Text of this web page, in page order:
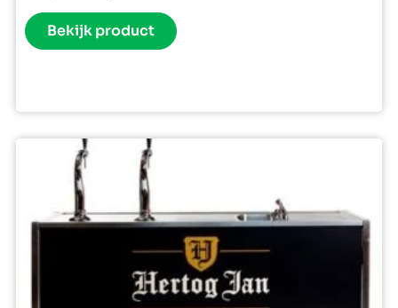
Bekijk product